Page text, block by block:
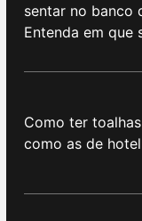
sentar no banco
Entenda em que
Como ter
como as de hotel